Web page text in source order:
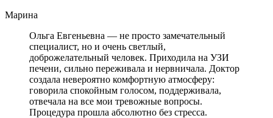
Марина
Ольга Евгеньевна — не просто замечательный
специалист, но и очень светлый,
доброжелательный человек. Приходила на УЗИ
печени, сильно переживала и нервничала. Доктор
создала невероятно комфортную атмосферу:
говорила спокойным голосом, поддерживала,
отвечала на все мои тревожные вопросы.
Процедура прошла абсолютно без стресса.